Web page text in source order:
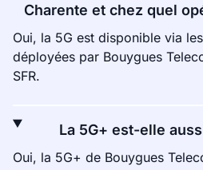
Charente et chez quel
Oui, la 5G est disponible via
déployées par Bouygues
SFR.
La 5G+ est-elle
Oui, la 5G+ de Bouygues